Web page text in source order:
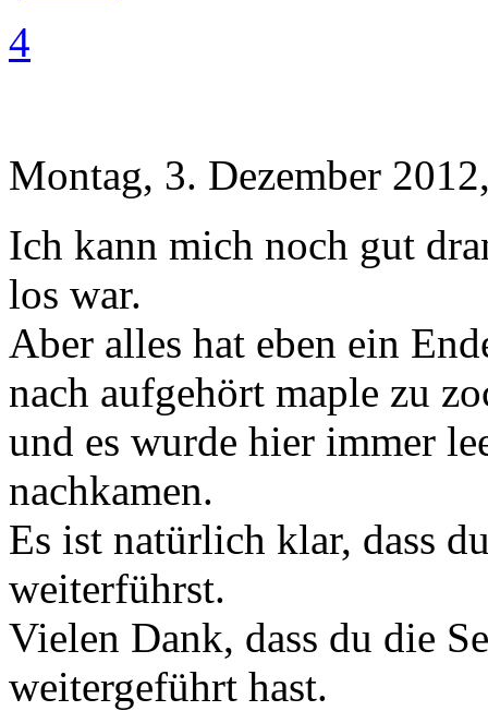
4
Montag, 3. Dezember
Ich kann mich noch gut
los war.
Aber alles hat eben ein
nach aufgehört maple zu
und es wurde hier immer
nachkamen.
Es ist natürlich klar, dass
weiterführst.
Vielen Dank, dass du die
weitergeführt hast.